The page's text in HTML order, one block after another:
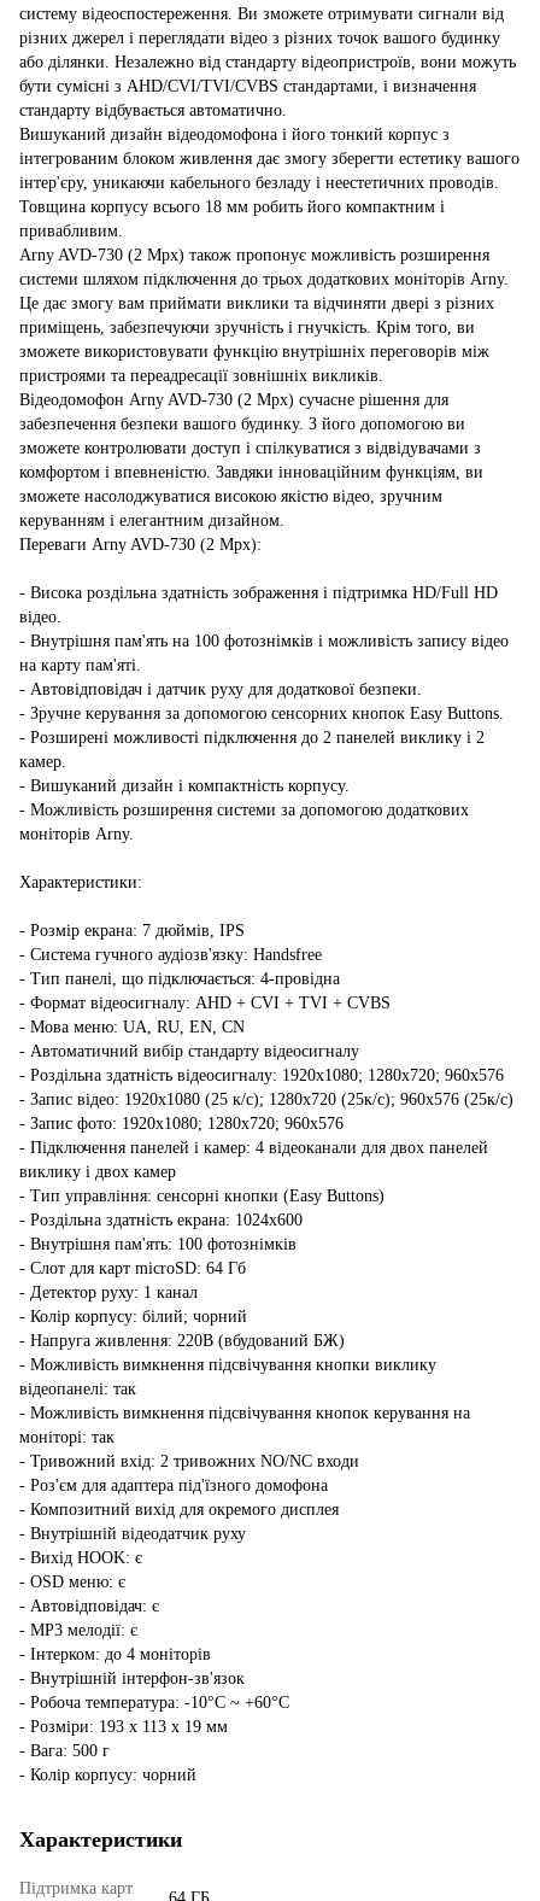
систему відеоспостереження. Ви зможете отримувати сигнали від
різних джерел і переглядати відео з різних точок вашого будинку
або ділянки. Незалежно від стандарту відеопристроїв, вони можуть
бути сумісні з AHD/CVI/TVI/CVBS стандартами, і визначення
стандарту відбувається автоматично.
Вишуканий дизайн відеодомофона і його тонкий корпус з
інтегрованим блоком живлення дає змогу зберегти естетику вашого
інтер'єру, уникаючи кабельного безладу і неестетичних проводів.
Товщина корпусу всього 18 мм робить його компактним і
привабливим.
Arny AVD-730 (2 Mpx) також пропонує можливість розширення
системи шляхом підключення до трьох додаткових моніторів Arny.
Це дає змогу вам приймати виклики та відчиняти двері з різних
приміщень, забезпечуючи зручність і гнучкість. Крім того, ви
зможете використовувати функцію внутрішніх переговорів між
пристроями та переадресації зовнішніх викликів.
Відеодомофон Arny AVD-730 (2 Mpx) сучасне рішення для
забезпечення безпеки вашого будинку. З його допомогою ви
зможете контролювати доступ і спілкуватися з відвідувачами з
комфортом і впевненістю. Завдяки інноваційним функціям, ви
зможете насолоджуватися високою якістю відео, зручним
керуванням і елегантним дизайном.
Переваги Arny AVD-730 (2 Mpx):
- Висока роздільна здатність зображення і підтримка HD/Full HD
відео.
- Внутрішня пам'ять на 100 фотознімків і можливість запису відео
на карту пам'яті.
- Автовідповідач і датчик руху для додаткової безпеки.
- Зручне керування за допомогою сенсорних кнопок Easy Buttons.
- Розширені можливості підключення до 2 панелей виклику і 2
камер.
- Вишуканий дизайн і компактність корпусу.
- Можливість розширення системи за допомогою додаткових
моніторів Arny.
Характеристики:
- Розмір екрана: 7 дюймів, IPS
- Система гучного аудіозв'язку: Handsfree
- Тип панелі, що підключається: 4-провідна
- Формат відеосигналу: AHD + CVI + TVI + CVBS
- Мова меню: UA, RU, EN, CN
- Автоматичний вибір стандарту відеосигналу
- Роздільна здатність відеосигналу: 1920x1080; 1280x720; 960x576
- Запис відео: 1920x1080 (25 к/с); 1280x720 (25к/с); 960x576 (25к/с)
- Запис фото: 1920x1080; 1280x720; 960x576
- Підключення панелей і камер: 4 відеоканали для двох панелей
виклику і двох камер
- Тип управління: сенсорні кнопки (Easy Buttons)
- Роздільна здатність екрана: 1024x600
- Внутрішня пам'ять: 100 фотознімків
- Слот для карт microSD: 64 Гб
- Детектор руху: 1 канал
- Колір корпусу: білий; чорний
- Напруга живлення: 220В (вбудований БЖ)
- Можливість вимкнення підсвічування кнопки виклику
відеопанелі: так
- Можливість вимкнення підсвічування кнопок керування на
моніторі: так
- Тривожний вхід: 2 тривожних NO/NC входи
- Роз'єм для адаптера під'їзного домофона
- Композитний вихід для окремого дисплея
- Внутрішній відеодатчик руху
- Вихід HOOK: є
- OSD меню: є
- Автовідповідач: є
- MP3 мелодії: є
- Інтерком: до 4 моніторів
- Внутрішній інтерфон-зв'язок
- Робоча температура: -10°C ~ +60°C
- Розміри: 193 x 113 x 19 мм
- Вага: 500 г
- Колір корпусу: чорний
Характеристики
Підтримка карт